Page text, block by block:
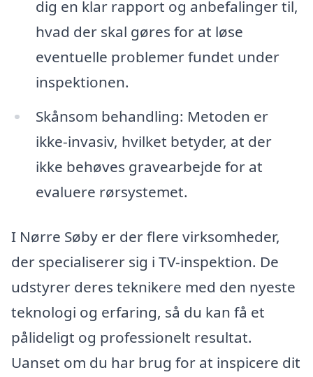
dig en klar rapport og anbefalinger til,
hvad der skal gøres for at løse
eventuelle problemer fundet under
inspektionen.
Skånsom behandling: Metoden er
ikke-invasiv, hvilket betyder, at der
ikke behøves gravearbejde for at
evaluere rørsystemet.
I Nørre Søby er der flere virksomheder,
der specialiserer sig i TV-inspektion. De
udstyrer deres teknikere med den nyeste
teknologi og erfaring, så du kan få et
pålideligt og professionelt resultat.
Uanset om du har brug for at inspicere dit